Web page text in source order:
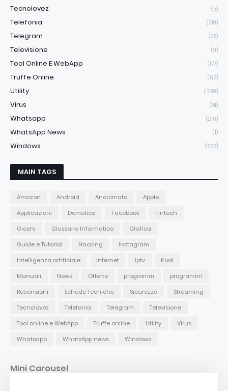
Tecnolovez (5)
Telefonia (219)
Telegram (28)
Televisione (9)
Tool Online E WebApp (177)
Truffe Online (65)
Utility (339)
Virus (51)
Whatsapp (210)
WhatsApp News (1)
Windows (555)
MAIN TAGS
Amazon Android Anonimato
Apple
Applicazioni
Domotica Facebook
Fintech
Giochi
Glossario Informatico
Grafica
Guide e Tutorial
Hacking
Instagram
Intelligenza artificiale
Internet iptv
Kodi
Manuali
News Offerte programm
programmi
Recensioni
Schede Tecniche Sicurezza
Streaming
Tecnolovez
Telefonia Telegram
Televisione
Tool online e WebApp
Truffe online Utility
Virus
Whatsapp
WhatsApp news Windows
Mini Carousel